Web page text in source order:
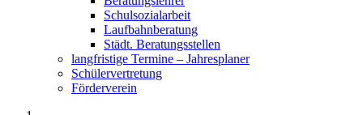
Schulsozialarbeit
Laufbahnberatung
Städt. Beratungsstellen
langfristige Termine – Jahresplaner
Schülervertretung
Förderverein